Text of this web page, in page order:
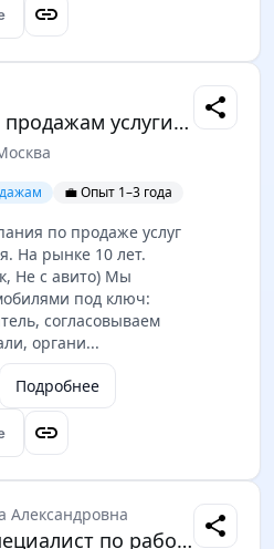
link
Менеджер по продажам услуги замена двигателя
💼 Опыт 1–3 года
по продаже услуг
На рынке 10 лет.
Не с авито) Мы
под ключ:
согласовываем
органи...
Подробнее
link
share
Александровна
Менеджер/Специалист по работе с ключевыми клиентами
share